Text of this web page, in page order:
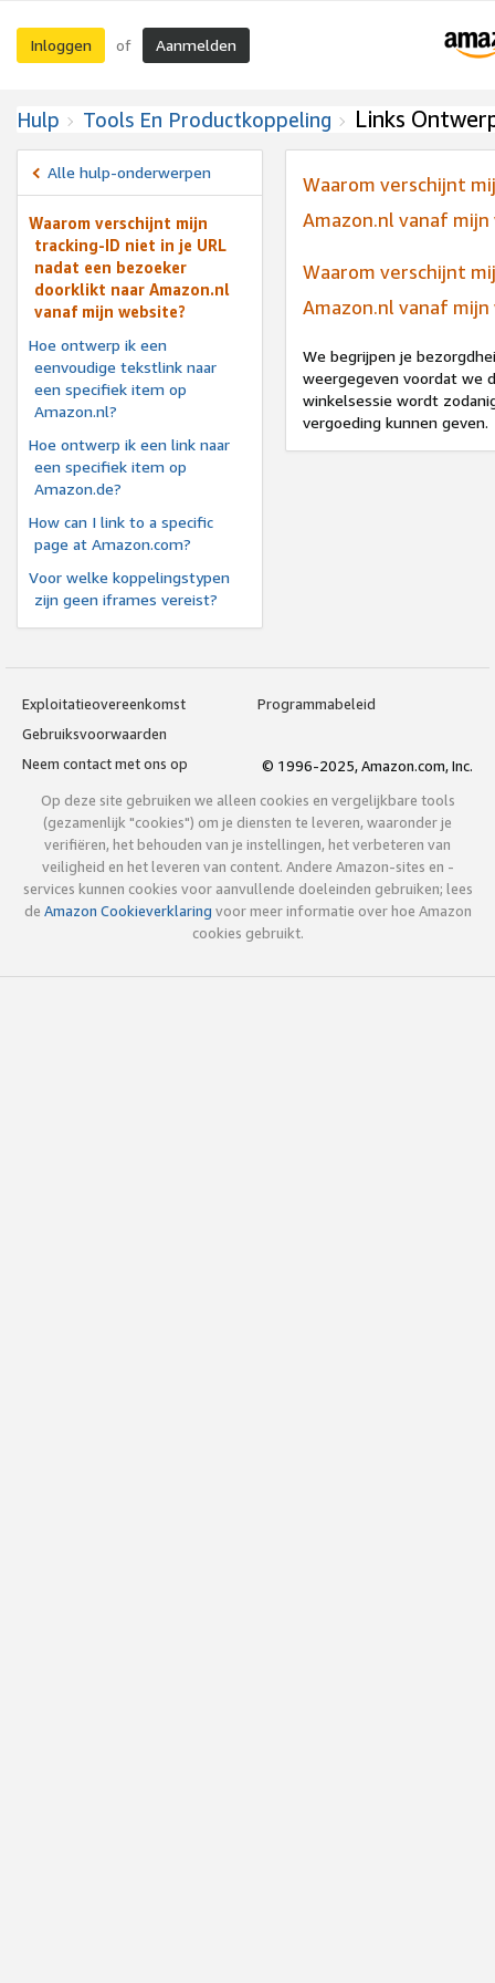
Inloggen of Aanmelden
Hulp Tools En Productkoppeling Links
Alle hulp-onderwerpen
Waarom verschijnt mijn
tracking-ID niet in je URL
nadat een bezoeker
doorklikt naar Amazon.nl
vanaf mijn website?
Hoe ontwerp ik een
eenvoudige tekstlink naar
een specifiek item op
Amazon.nl?
Hoe ontwerp ik een link naar
een specifiek item op
Amazon.de?
How can I link to a specific
page at Amazon.com?
Voor welke koppelingstypen
zijn geen iframes vereist?
Waarom verschijnt
Amazon.nl vanaf mijn
Waarom verschijnt
Amazon.nl vanaf mijn
We begrijpen je
weergegeven voordat we
winkelsessie wordt
vergoeding kunnen geven.
Exploitatieovereenkomst
Programmabeleid
Gebruiksvoorwaarden
Neem contact met ons op
© 1996-2025, Amazon.com, Inc.
Op deze site gebruiken we alleen cookies en vergelijkbare tools
(gezamenlijk "cookies") om je diensten te leveren, waaronder je
verifiëren, het behouden van je instellingen, het verbeteren van
veiligheid en het leveren van content. Andere Amazon-sites en -
services kunnen cookies voor aanvullende doeleinden gebruiken; lees
de Amazon Cookieverklaring voor meer informatie over hoe Amazon
cookies gebruikt.